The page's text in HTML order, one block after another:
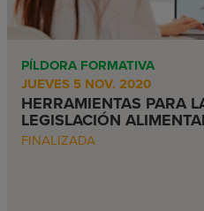
PÍLDORA FORMATIVA
JUEVES 5 NOV. 2020
HERRAMIENTAS PARA
LEGISLACIÓN
FINALIZADA